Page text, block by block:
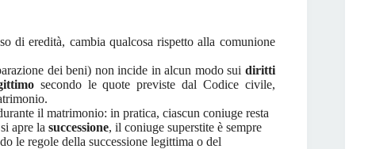
di eredità, cambia qualcosa rispetto alla comunione
dei beni) non incide in alcun modo sui diritti
secondo le quote previste dal Codice civile,
il matrimonio: in pratica, ciascun coniuge resta
apre la successione, il coniuge superstite è sempre
le regole della successione legittima o del